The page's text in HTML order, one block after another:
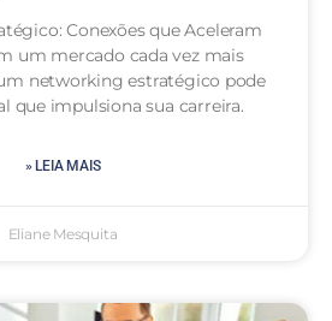
Conexões que Aceleram
um mercado cada vez mais
networking estratégico pode
que impulsiona sua carreira.
» LEIA MAIS
Eliane Mesquita